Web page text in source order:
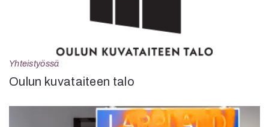
Yhteistyössä
Oulun kuvataiteen talo